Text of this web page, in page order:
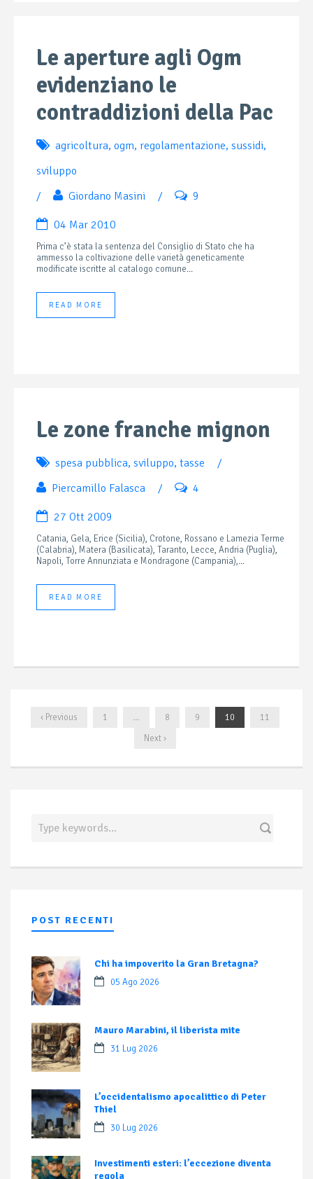
Le aperture agli Ogm
evidenziano le
contraddizioni della Pac
agricoltura, ogm, regolamentazione, sussidi,
sviluppo
/
Giordano Masini / 9
04 Mar 2010
Prima c’è stata la sentenza del Consiglio di Stato che ha
ammesso la coltivazione delle varietà geneticamente
modificate iscritte al catalogo comune...
READ MORE
Le zone franche mignon
spesa pubblica, sviluppo, tasse
/
Piercamillo Falasca
/ 4
27 Ott 2009
Catania, Gela, Erice (Sicilia), Crotone, Rossano e Lamezia Terme
(Calabria), Matera (Basilicata), Taranto, Lecce, Andria (Puglia),
Napoli, Torre Annunziata e Mondragone (Campania),...
READ MORE
‹ Previous 1 … 8 9 10
11
Next ›
POST RECENTI
Chi ha impoverito la Gran Bretagna?
05 Ago 2026
Mauro Marabini, il liberista mite
31 Lug 2026
L’occidentalismo apocalittico di Peter
Thiel
30 Lug 2026
Investimenti esteri: l’eccezione diventa
regola